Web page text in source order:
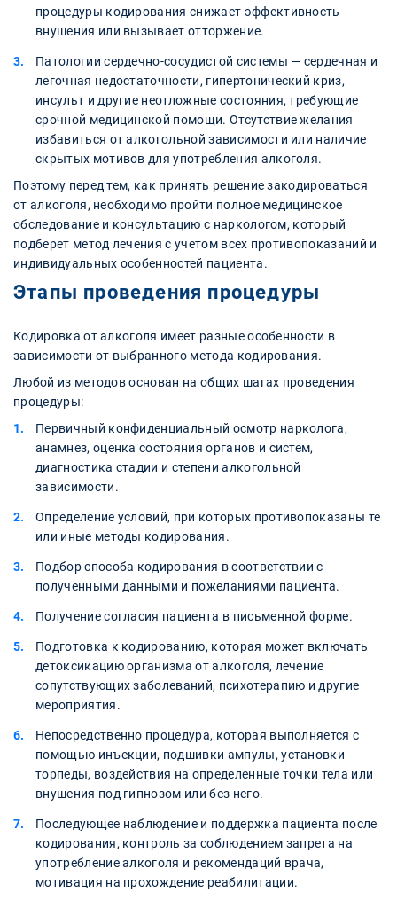
процедуры кодирования снижает эффективность
внушения или вызывает отторжение.
Патологии сердечно-сосудистой системы — сердечная и
легочная недостаточности, гипертонический криз,
инсульт и другие неотложные состояния, требующие
срочной медицинской помощи. Отсутствие желания
избавиться от алкогольной зависимости или наличие
скрытых мотивов для употребления алкоголя.
Поэтому перед тем, как принять решение закодироваться
от алкоголя, необходимо пройти полное медицинское
обследование и консультацию с наркологом, который
подберет метод лечения с учетом всех противопоказаний и
индивидуальных особенностей пациента.
Этапы проведения процедуры
Кодировка от алкоголя имеет разные особенности в
зависимости от выбранного метода кодирования.
Любой из методов основан на общих шагах проведения
процедуры:
Первичный конфиденциальный осмотр нарколога,
анамнез, оценка состояния органов и систем,
диагностика стадии и степени алкогольной
зависимости.
Определение условий, при которых противопоказаны те
или иные методы кодирования.
Подбор способа кодирования в соответствии с
полученными данными и пожеланиями пациента.
Получение согласия пациента в письменной форме.
Подготовка к кодированию, которая может включать
детоксикацию организма от алкоголя, лечение
сопутствующих заболеваний, психотерапию и другие
мероприятия.
Непосредственно процедура, которая выполняется с
помощью инъекции, подшивки ампулы, установки
торпеды, воздействия на определенные точки тела или
внушения под гипнозом или без него.
Последующее наблюдение и поддержка пациента после
кодирования, контроль за соблюдением запрета на
употребление алкоголя и рекомендаций врача,
мотивация на прохождение реабилитации.